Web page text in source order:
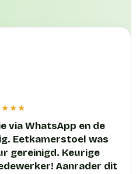
via WhatsApp en de
Eetkamerstoel was
gereinigd. Keurige
Aanrader dit